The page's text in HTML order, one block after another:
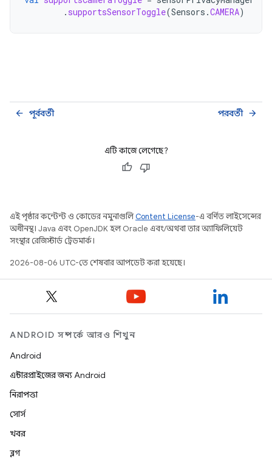
. supportsSensorToggle(Sensors .CAMERA)
পূর্ববর্তী
arrow_back পরবর্তী arrow_forward
এটি কাজে লেগেছে?
এই পৃষ্ঠার কন্টেন্ট ও কোডের নমুনাগুলিContent License-এ বর্ণিত লাইসেন্সের
অধীনস্থ। Java এবং OpenJDK হল Oracle এবং/অথবা তার অ্যাফিলিয়েট
সংস্থার রেজিস্টার্ড ট্রেডমার্ক।
2026-08-06 UTC-তে শেষবার আপডেট করা হয়েছে।
ANDROID সম্পর্কে আরও শিখুন
Android
এন্টারপ্রাইজের জন্য Android
নিরাপত্তা
সোর্স
খবর
ব্লগ